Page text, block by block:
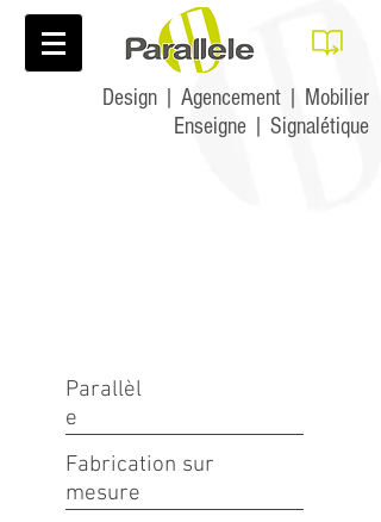
Design | Agencement | Mobilier
Enseigne | Signalétique
Parallèl
e
Fabrication sur
mesure